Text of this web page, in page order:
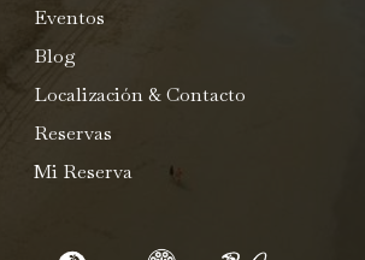
Eventos
Blog
Localización & Contacto
Reservas
Mi Reserva